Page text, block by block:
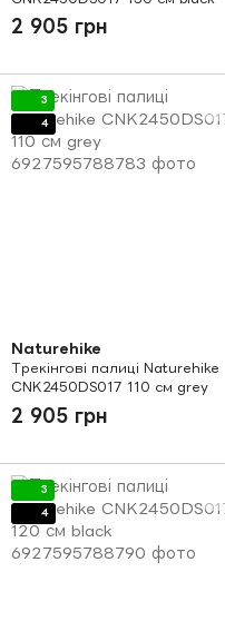
2 905 грн
3
4
Naturehike
Трекінгові палиці Naturehike
CNK2450DS017 110 см grey
2 905 грн
3
4